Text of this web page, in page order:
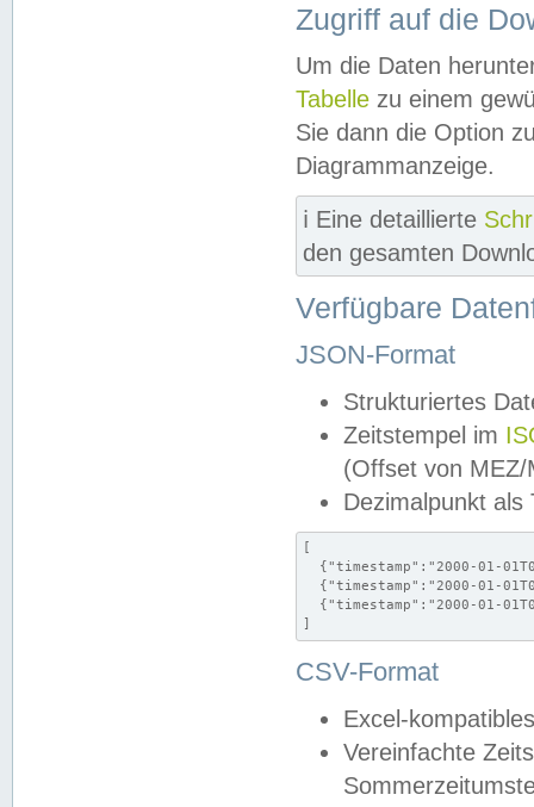
Zugriff auf die
Um die Daten
Tabelle zu einem
Sie dann die Option
Diagrammanzeige.
ℹ️ Eine detaillierte
den gesamten
Verfügbare
JSON-Format
Strukturiertes
Zeitstempel im
(Offset von MEZ/
Dezimalpunkt als
[
{"timestamp":"2000-01-
{"timestamp":"2000-01-
{"timestamp":"2000-01-
]
CSV-Format
Excel-
Vereinfachte